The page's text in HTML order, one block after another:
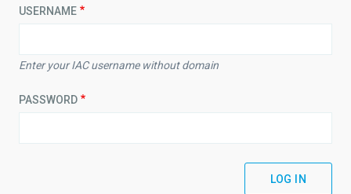
USERNAME
Enter your IAC username without domain
PASSWORD